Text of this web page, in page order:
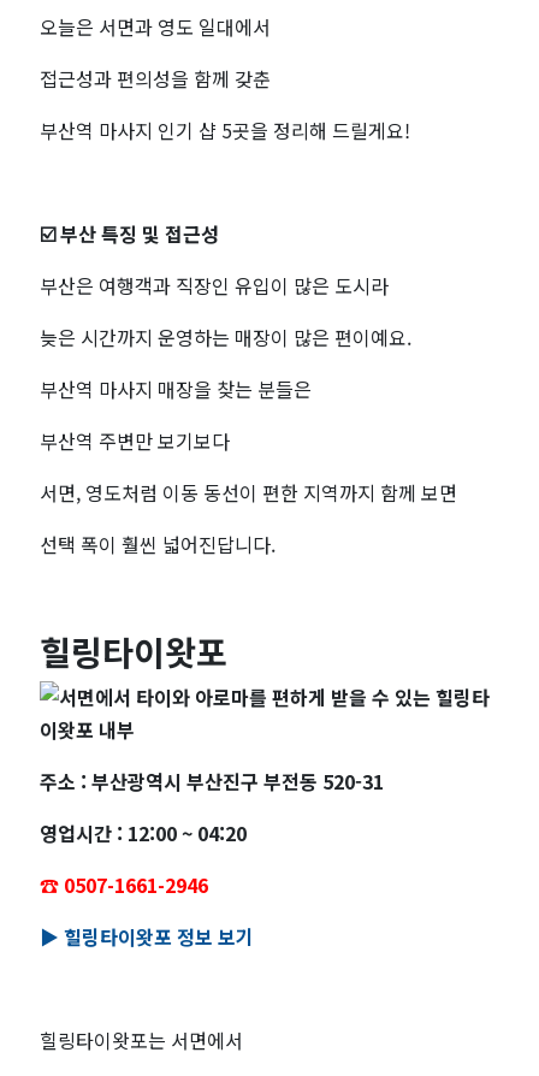
도
찾
는
인
기
샵
BEST
오늘은 서면과 영도 일대에서
접근성과 편의성을 함께 갖춘
부산역 마사지 인기 샵 5곳을 정리해 드릴게요!
☑️ 부산 특징 및 접근성
부산은 여행객과 직장인 유입이 많은 도시라
늦은 시간까지 운영하는 매장이 많은 편이예요.
부산역 마사지 매장을 찾는 분들은
부산역 주변만 보기보다
서면, 영도처럼 이동 동선이 편한 지역까지 함께 보면
선택 폭이 훨씬 넓어진답니다.
힐링타이왓포
주소 : 부산광역시 부산진구 부전동 520-31
영업시간 : 12:00 ~ 04:20
☎️ 0507-1661-2946
▶️ 힐링타이왓포 정보 보기
힐링타이왓포는 서면에서